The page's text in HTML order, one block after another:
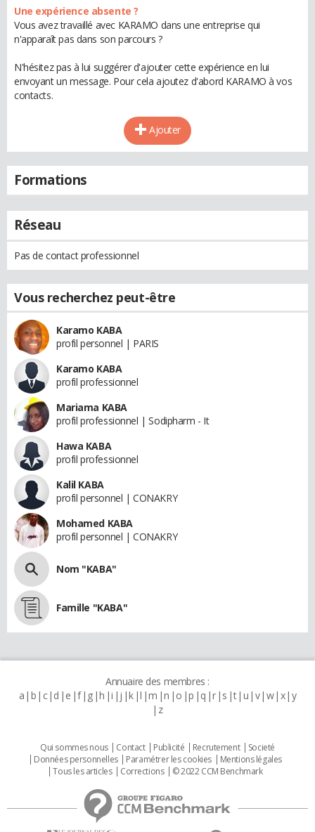
Une expérience absente ?
Vous avez travaillé avec KARAMO dans une entreprise qui
n'apparaît pas dans son parcours ?
N'hésitez pas à lui suggérer d'ajouter cette expérience en lui
envoyant un message. Pour cela ajoutez d'abord KARAMO à vos
contacts.
Ajouter
Formations
Réseau
Pas de contact professionnel
Vous recherchez peut-être
Karamo KABA
profil personnel | PARIS
Karamo KABA
profil professionnel
Mariama KABA
profil professionnel | Sodipharm - It
Hawa KABA
profil professionnel
Kalil KABA
profil personnel | CONAKRY
Mohamed KABA
profil personnel | CONAKRY
Nom "KABA"
Famille "KABA"
Annuaire des membres :
a b c d e f g h i j k l m n o p q r s t u v w x y
z
Qui sommes nous Contact Publicité Recrutement
Societé
Données personnelles
Paramétrer les cookies
Mentions légales
Tous les articles
Corrections © 2022 CCM Benchmark